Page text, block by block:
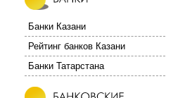
Банки Казани
Рейтинг банков Казани
Банки Татарстана